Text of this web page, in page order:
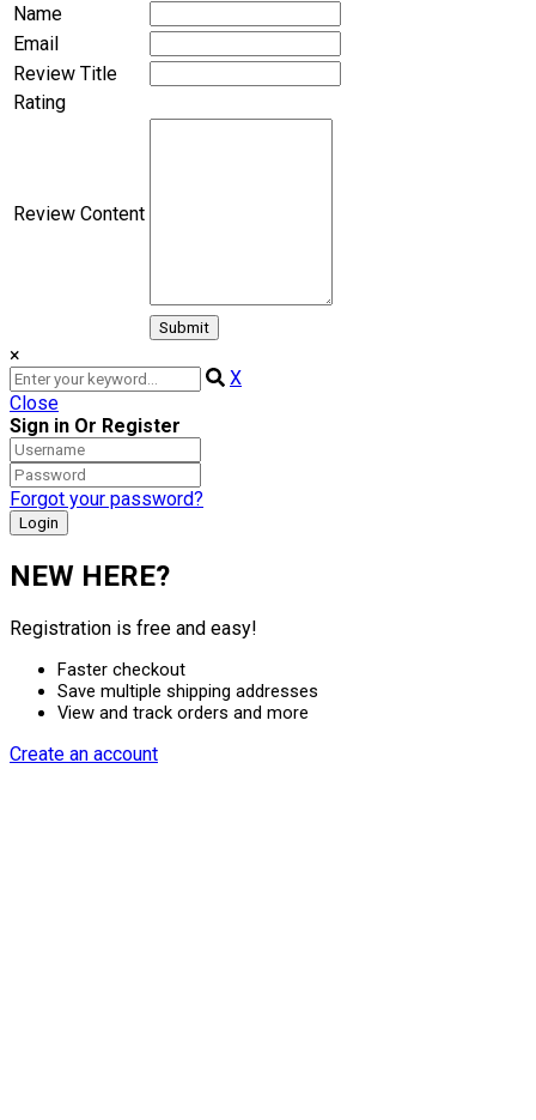
Name
Email
Review Title
Rating
Review Content
×
X
Close
Sign in Or Register
Forgot your password?
NEW HERE?
Registration is free and easy!
Faster checkout
Save multiple shipping addresses
View and track orders and more
Create an account